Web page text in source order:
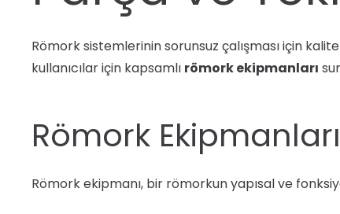
Römork sistemlerinin sorunsuz çalışması için
kullanıcılar için kapsamlı römork ekipmanları
Römork
Römork ekipmanı, bir römorkun yapısal ve